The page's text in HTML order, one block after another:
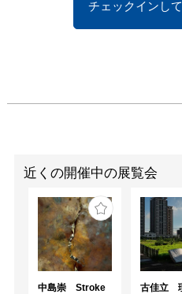
チェックインし
近くの開催中の展覧会
中島崇 Stroke